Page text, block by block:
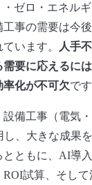
ゼロ・エネル
事の需要は今
います。
人手
需要に応えるに
率化が不可欠です
備工事（電気
、大きな成果
とともに、AI導
ROI試算、そし